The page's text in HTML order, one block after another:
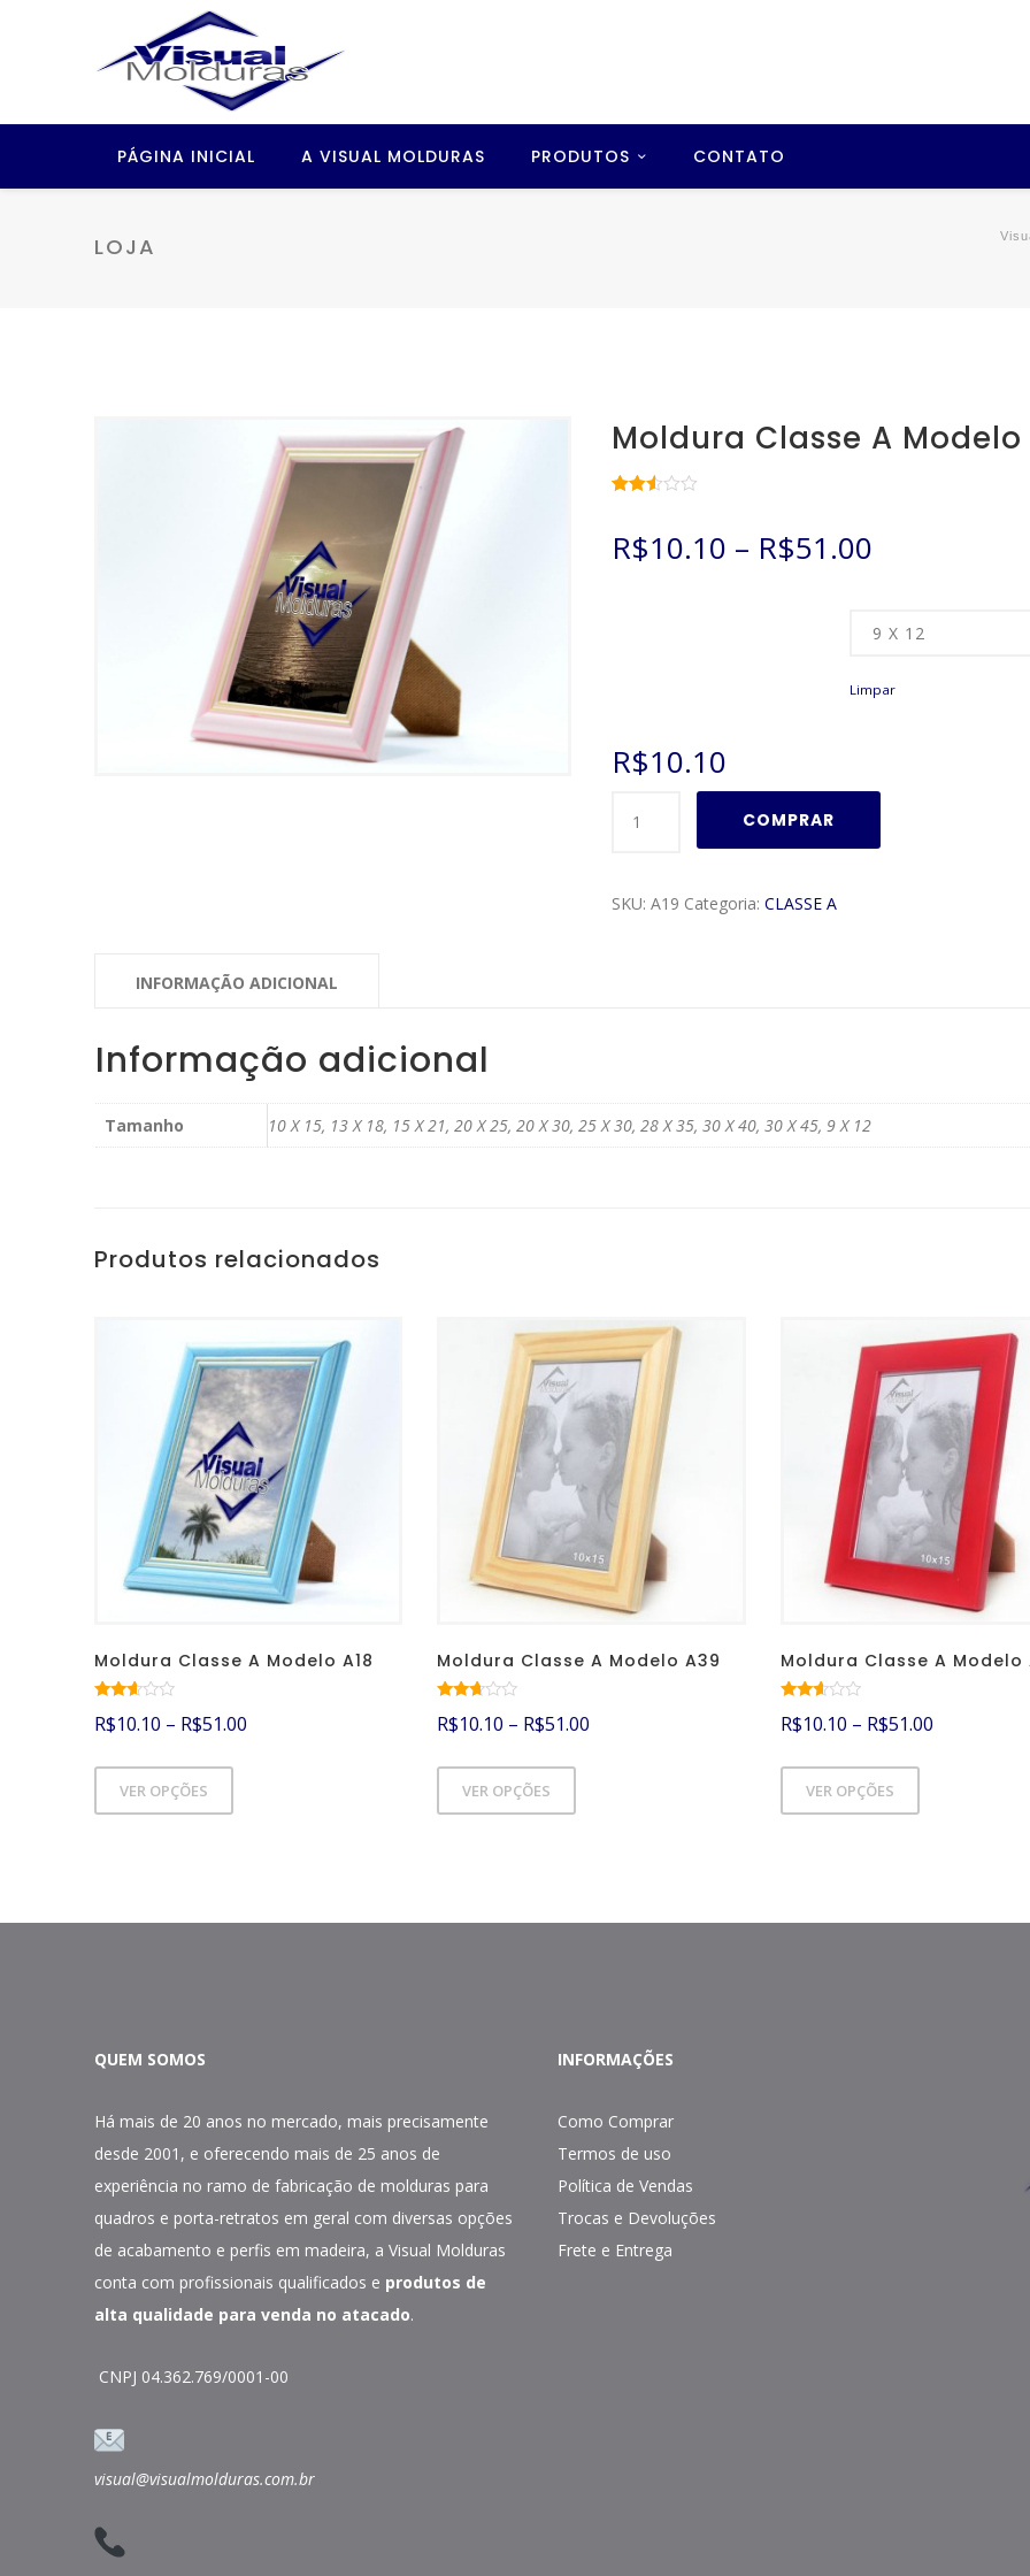
PÁGINA INICIAL A VISUAL MOLDURAS PRODUTOS CONTATO
LOJA
Moldura Classe A Modelo
2.51
de 5,
R$10.10 – R$51.00
Limpar
R$10.10
Modelo
COMPRAR
SKU: A19 Categoria: CLASSE A
INFORMAÇÃO ADICIONAL
Informação adicional
Tamanho 10 X 15, 13 X 18, 15 X 21, 20 X 25, 20 X 30, 25 X 30, 28 X 35, 30 X 40, 30 X 45, 9 X 12
Produtos relacionados
Moldura Classe A Modelo A18
ção
R$10.10 – R$51.00
VER OPÇÕES
Moldura Classe A Modelo A39
ção
R$10.10 – R$51.00
VER OPÇÕES
Moldura Classe A Modelo
ção
R$10.10 – R$51.00
VER OPÇÕES
QUEM SOMOS
Há mais de 20 anos no mercado, mais precisamente
desde 2001, e oferecendo mais de 25 anos de
experiência no ramo de fabricação de molduras para
quadros e porta-retratos em geral com diversas opções
de acabamento e perfis em madeira, a Visual Molduras
conta com profissionais qualificados e produtos de
alta qualidade para venda no atacado.
CNPJ 04.362.769/0001-00
visual@visualmolduras.com.br
INFORMAÇÕES
Como Comprar
Termos de uso
Política de Vendas
Trocas e Devoluções
Frete e Entrega